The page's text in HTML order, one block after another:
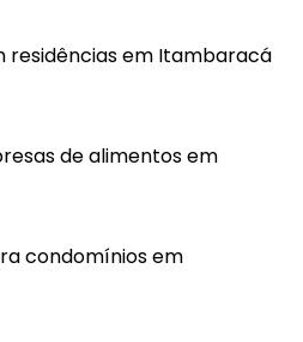
residências em Itambaracá
de alimentos em
condomínios em